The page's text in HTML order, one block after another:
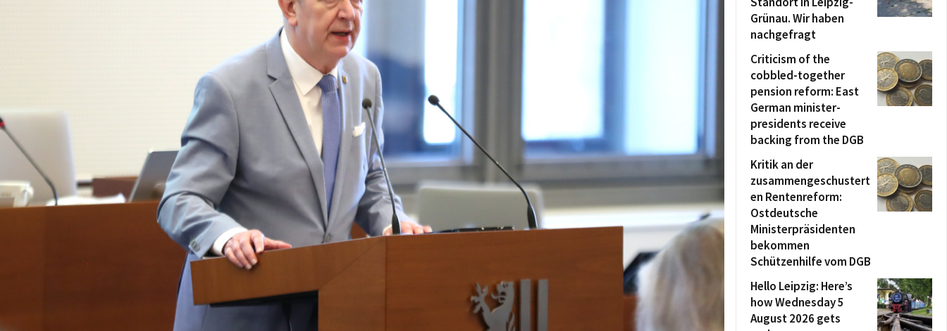
Grünau. Wir haben
nachgefragt
Criticism of the
cobbled-together
pension reform: East
German minister-
presidents receive
backing from the DGB
Kritik an der
zusammengeschustert
en Rentenreform:
Ostdeutsche
Ministerpräsidenten
bekommen
Schützenhilfe vom DGB
Hello Leipzig: Here’s
how Wednesday 5
August 2026 gets